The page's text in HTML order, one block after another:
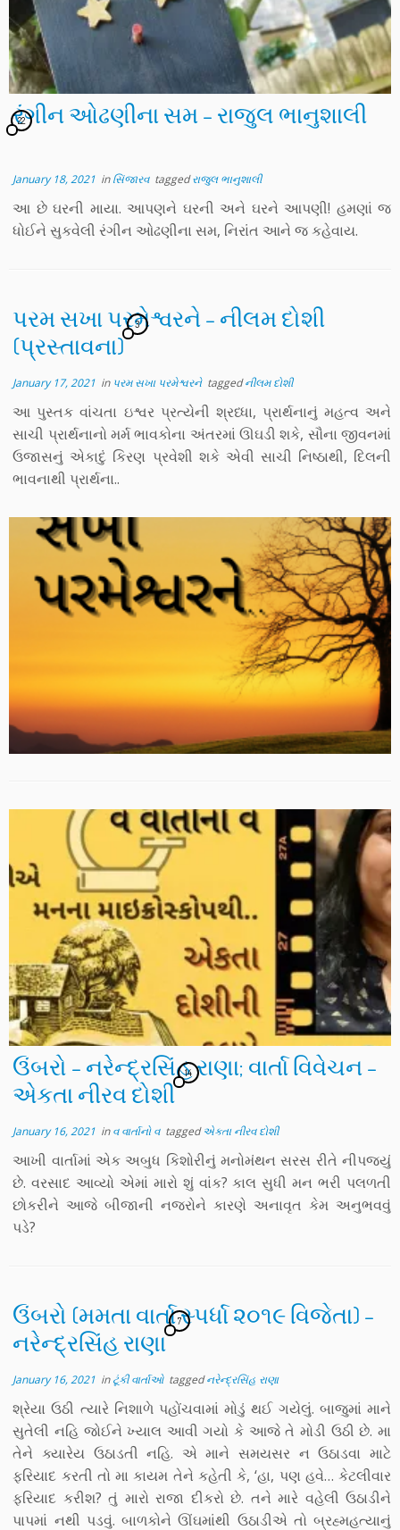
રંગીન ઓઢણીના સમ – રાજુલ ભાનુશાલી
22
January 18, 2021 inસિંજારવ taggedરાજુલ ભાનુશાલી
આ છે ઘરની માયા. આપણને ઘરની અને ઘરને આપણી! હમણાં જ
ધોઈને સુકવેલી રંગીન ઓઢણીના સમ, નિરાંત આને જ કહેવાય.
પરમ સખા પરમેશ્વરને – નીલમ દોશી
(પ્રસ્તાવના)
3
January 17, 2021 in પરમ સખા પરમેશ્વરને taggedનીલમ દોશી
આ પુસ્તક વાંચતા ઇશ્વર પ્રત્યેની શ્રધ્ધા, પ્રાર્થનાનું મહત્વ અને
સાચી પ્રાર્થનાનો મર્મ ભાવકોના અંતરમાં ઊઘડી શકે, સૌના જીવનમાં
ઉજાસનું એકાદું કિરણ પ્રવેશી શકે એવી સાચી નિષ્ઠાથી, દિલની
ભાવનાથી પ્રાર્થના..
ઉંબરો – નરેન્દ્રસિંહ રાણા; વાર્તા વિવેચન –
એકતા નીરવ દોશી
14
January 16, 2021 inવ વાર્તાનો વ taggedએકતા નીરવ દોશી
આખી વાર્તામાં એક અબુધ કિશોરીનું મનોમંથન સરસ રીતે નીપજ્યું
છે. વરસાદ આવ્યો એમાં મારો શું વાંક? કાલ સુધી મન ભરી પલળતી
છોકરીને આજે બીજાની નજરોને કારણે અનાવૃત કેમ અનુભવવું
પડે?
ઉંબરો (મમતા વાર્તા સ્પર્ધા ૨૦૧૯ વિજેતા) –
નરેન્દ્રસિંહ રાણા
7
January 16, 2021 inટૂંકી વાર્તાઓ taggedનરેન્દ્રસિંહ રાણા
શ્રેયા ઉઠી ત્યારે નિશાળે પહોંચવામાં મોડું થઈ ગયેલું. બાજુમાં માને
સુતેલી નહિ જોઈને ખ્યાલ આવી ગયો કે આજે તે મોડી ઉઠી છે. મા
તેને ક્યારેય ઉઠાડતી નહિ. એ માને સમયસર ન ઉઠાડવા માટે
ફરિયાદ કરતી તો મા કાયમ તેને કહેતી કે, ‘હા, પણ હવે… કેટલીવાર
ફરિયાદ કરીશ? તું મારો રાજા દીકરો છે. તને મારે વહેલી ઉઠાડીને
પાપમાં નથી પડવું. બાળકોને ઊંઘમાંથી ઉઠાડીએ તો બ્રહ્મહત્યાનું